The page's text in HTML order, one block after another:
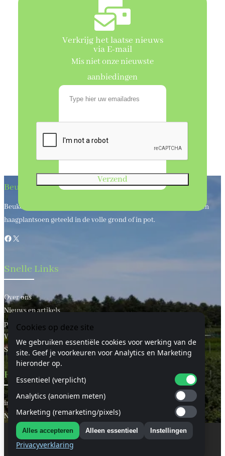
Verkrijg het laatse nieuws
via E-mail
Mis niet onze nieuwste
aanbiedingen
Verzend
Beukenhaagkwekerij
Beukenhaagkwekerij al meer dan 50 jaar uw leverancier van bos en
haagplantsoen geteeld in de volle grond of in pot.
Facebook
X
Snelle Links
Over ons
Nieuws en artikels
privacy statement
Voorwaarden
Sitemap
Handige Links
informatie
Neem contact met ons op
© 2024 Beukenhaagkwekerij.nl Voorwaarden & condities
Cookies op deze site
We gebruiken essentiële cookies voor werking van de
site. Geef je voorkeuren voor Analytics en Marketing
hieronder op.
Essentieel (verplicht)
Analytics (anoniem meten)
Marketing (remarketing/pixels)
Alles accepteren Alleen essentieel Instellingen
Privacyverklaring